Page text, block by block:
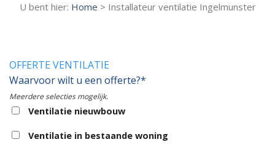
U bent hier: Home > Installateur ventilatie Ingelmunster
OFFERTE VENTILATIE
Waarvoor wilt u een offerte?*
Meerdere selecties mogelijk.
Ventilatie nieuwbouw
Ventilatie in bestaande woning